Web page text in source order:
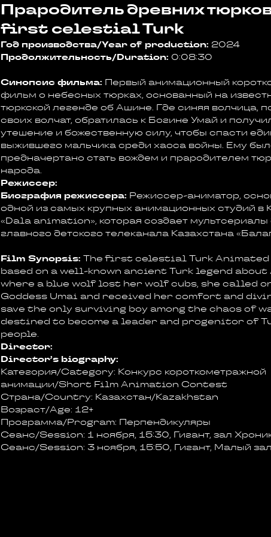
Прародитель древних
first celestial Turk
Год производства/Year of production: 2024
Продолжительность/Duration: 0:08:30
Синопсис фильма: Первый анимационный
фильм о небесных тюрках, основанный на
тюркской легенде об Ашине. Где синяя волчица,
своих волчат, обратилась к Богине Умай и
утешение и божественную силу, чтобы спасти
выжившего мальчика среди хаоса войны. Ему
предначертано стать вождем и прародителем
народа.
Режиссер:
Биография режиссера: Режиссер-аниматор,
одной из самых крупных анимационных студий в
«Dala animation», которая создает мультсериалы
главного детского телеканала Казахстана
Film Synopsis: The first celestial Turk
based on a well-known ancient Turk legend about
where a blue wolf lost her wolf cubs, she called
Goddess Umai and received her comfort and
save the only surviving boy among the chaos of
destined to become a leader and progenitor of
people.
Director:
Director’s biography:
Категория/Category: Конкурс короткометражной
анимации/Short Film Animation Contest
Страна/Country: Казахстан/Kazakhstan
Возраст/Age: 12+
Программа/Program: Перпендикуляры
Сеанс/Session: 1 ноября, 15:30, Гигант, зал
Сеанс/Session: 3 ноября, 15:50, Гигант, Малый зал